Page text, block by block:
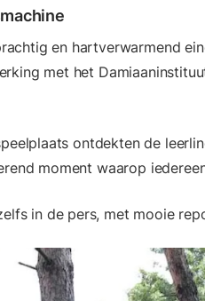
en hartverwarmend
met het
ontdekten de
moment waarop
in de pers, met mooie